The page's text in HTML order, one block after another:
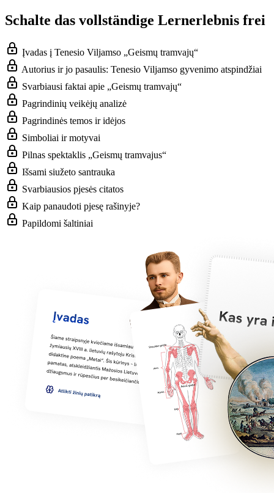
Schalte das vollständige Lernerlebnis frei
Įvadas į Tenesio Viljamso „Geismų tramvajų“
Autorius ir jo pasaulis: Tenesio Viljamso gyvenimo atspindžiai
Svarbiausi faktai apie „Geismų tramvajų“
Pagrindinių veikėjų analizė
Pagrindinės temos ir idėjos
Simboliai ir motyvai
Pilnas spektaklis „Geismų tramvajus“
Išsami siužeto santrauka
Svarbiausios pjesės citatos
Kaip panaudoti pjesę rašinyje?
Papildomi šaltiniai